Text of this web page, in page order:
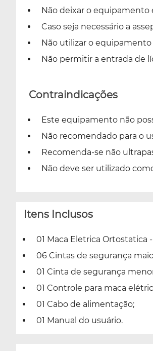
Não deixar o equipamento
Caso seja necessário a
Não utilizar o
Não permitir a entrada de
Contraindicações
Este equipamento não
Não recomendado para o
Recomenda-se não
Não deve ser utilizado
Itens Inclusos
01 Maca Eletrica Ortostatica
06 Cintas de segurança
01 Cinta de segurança
01 Controle para maca
01 Cabo de alimentação;
01 Manual do usuário.